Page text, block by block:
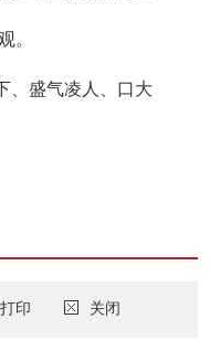
。
、盛气凌人、口大
关闭
打印